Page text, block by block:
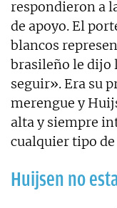
respondieron a
de apoyo. El
blancos
brasileño le dijo
seguir». Era su
merengue y
alta y siempre
cualquier tipo
Huijsen no